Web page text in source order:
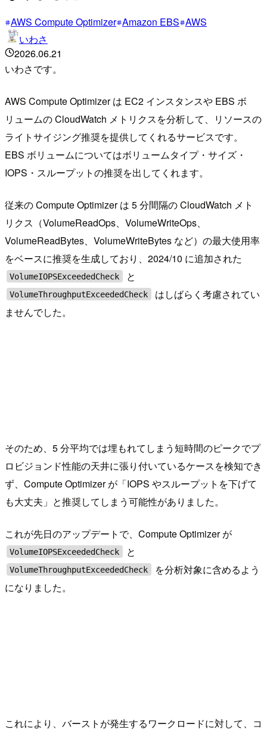
AWS Compute Optimizer Amazon EBS AWS
いわさ
2026.06.21
いわさです。
AWS Compute Optimizer は EC2 インスタンスや EBS ボ
リュームの CloudWatch メトリクスを分析して、リソースの
ライトサイジング推奨を提供してくれるサービスです。
EBS ボリュームについてはボリュームタイプ・サイズ・
IOPS・スループットの推奨を出してくれます。
従来の Compute Optimizer は 5 分間隔の CloudWatch メト
リクス（VolumeReadOps、VolumeWriteOps、
VolumeReadBytes、VolumeWriteBytes など）の最大使用率
をベースに推奨を生成しており、2024/10 に追加された
VolumeIOPSExceededCheck と
VolumeThroughputExceededCheck
はしばらく考慮されてい
ませんでした。
そのため、5 分平均では埋もれてしまう短時間のピークでプ
ロビジョンド性能の天井に張り付いているケースを検知でき
ず、Compute Optimizer が「IOPS やスループットを下げて
も大丈夫」と推奨してしまう可能性がありました。
これが先日のアップデートで、Compute Optimizer が
VolumeIOPSExceededCheck と
VolumeThroughputExceededCheck
を分析対象に含めるよう
になりました。
これにより、バーストが発生するワークロードに対して、コ